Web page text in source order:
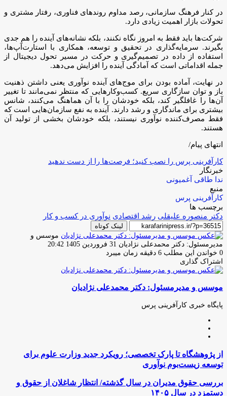
در کنار فرهنگ سازمانی، رصد مداوم روندهای فناوری، رفتار مشتری و
تحولات بازار اهمیت زیادی دارد.
شرکت‌ها باید فقط به امروز نگاه نکنند، بلکه نشانه‌های آینده را هم جدی
بگیرند. سرمایه‌گذاری در تحقیق و توسعه، همکاری با استارت‌آپ‌ها،
استفاده از داده در تصمیم‌گیری و حرکت در مسیر تحول دیجیتال از
جمله اقداماتی است که آمادگی آینده را افزایش می‌دهد.
در نهایت، آماده بودن برای موج‌های آینده نوآوری یعنی داشتن ذهنیت
باز و توان سازگاری سریع. کسب‌وکارهایی که منتظر نمی‌مانند تا تغییر
آن‌ها را غافلگیر کند، بلکه خودشان را با آن هماهنگ می‌کنند، شانس
بیشتری برای ماندگاری و رشد دارند. آینده به نفع سازمان‌هایی است که
فقط مصرف‌کننده نوآوری نیستند، بلکه خودشان بخشی از تولید آن
هستند.
انتهای پیام/
کارآفرینی پرس را نصب کنید؛ فرصت‌ها را از دست ندهید
خبرنگار
ندا طاقی آغمیونی
منبع
کارآفرینی پرس
برچسب ها
دکتر منصوره علیقلی رشد اقتصادی نوآوری در کسب و کار
لینک کوتاه
موسس و
مدیرمسئول: دکتر محمدعلی نژادیان ارسال
ایمیل
31 فروردین 1405 20:42
0 خواندن این مطلب 6 دقیقه زمان میبرد
اشتراک گذاری
فیس
توئیتر
لینکدین
واتس
تلگرام
اشتراک
از
ایمیل
چاپ
موسس و مدیرمسئول: دکتر محمدعلی نژادیان
پایگاه خبری کارآفرینی پرس
از
پژوهشگاه
تا
تخصصی؛
از پژوهشگاه تا پارک تخصصی؛ رویکرد جدید وزارت علوم برای
توسعه زیست‌بوم نوآوری
بررسی
حقوق
بررسی حقوق مدیران در سال گذشته/ انتظار شاغلان از حقوق و
دستمزد در سال ۱۴۰۵